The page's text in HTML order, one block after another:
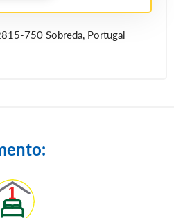
750 Sobreda, Portugal